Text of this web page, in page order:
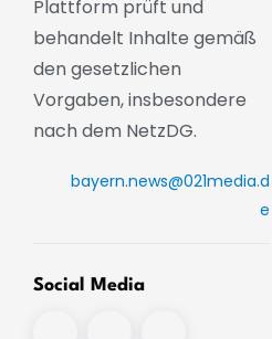
Pflanzenschutzwirkstoff
Matcha-Tee nachgewiesen
Plattform prüft und
behandelt Inhalte gemäß
den gesetzlichen
Vorgaben, insbesondere
nach dem NetzDG.
bayern.news@021media.d
e
Social Media